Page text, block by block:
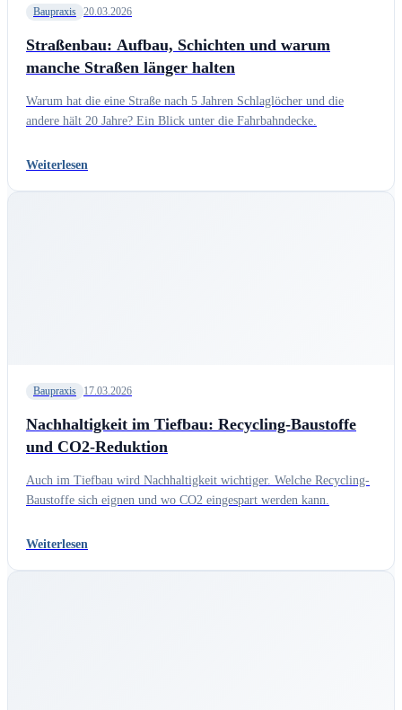
Baupraxis 20.03.2026
Straßenbau: Aufbau, Schichten und warum
manche Straßen länger halten
Warum hat die eine Straße nach 5 Jahren Schlaglöcher und die
andere hält 20 Jahre? Ein Blick unter die Fahrbahndecke.
Weiterlesen
Baupraxis 17.03.2026
Nachhaltigkeit im Tiefbau: Recycling-Baustoffe
und CO2-Reduktion
Auch im Tiefbau wird Nachhaltigkeit wichtiger. Welche Recycling-
Baustoffe sich eignen und wo CO2 eingespart werden kann.
Weiterlesen